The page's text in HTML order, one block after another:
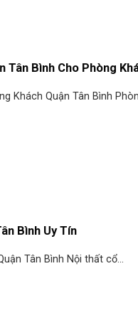
Tân Bình Cho Phòng
Khách Quận Tân Bình
Bình Uy Tín
Tân Bình Nội thất cổ...